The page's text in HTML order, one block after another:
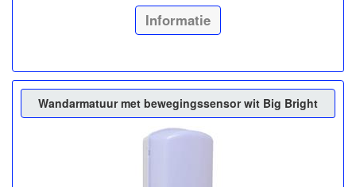
Informatie
Wandarmatuur met bewegingssensor wit Big Bright